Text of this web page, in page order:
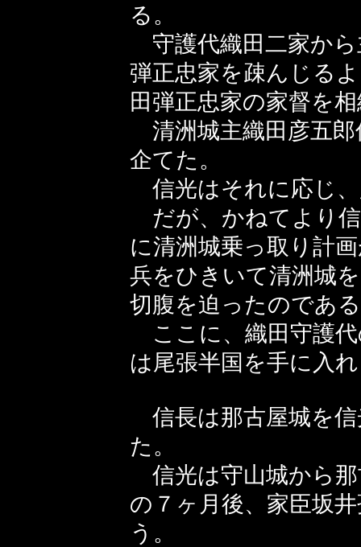
る。
守護代織田二家か
弾正忠家を疎んじる
田弾正忠家の家督を
清洲城主織田彦五郎
企てた。
信光はそれに応じ
だが、かねてより
に清洲城乗っ取り計
兵をひきいて清洲城
切腹を迫ったのであ
ここに、織田守護代
は尾張半国を手に入
信長は那古屋城を
た。
信光は守山城から
の７ヶ月後、家臣坂
う。